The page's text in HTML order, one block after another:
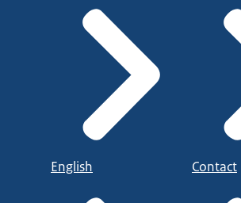
English Contact